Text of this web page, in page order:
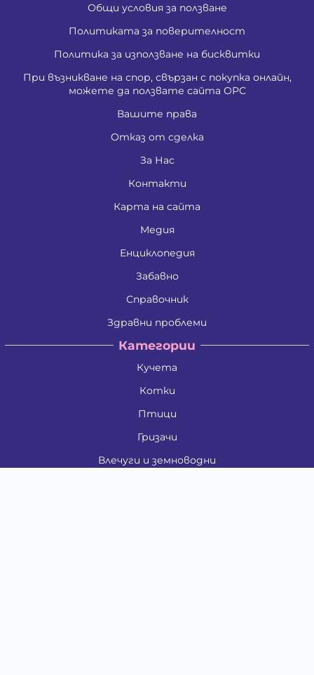
Общи условия за ползване
Политиката за поверителност
Политика за използване на бисквитки
При възникване на спор, свързан с покупка онлайн,
можете да ползвате сайта ОРС
Вашите права
Отказ от сделка
За Нас
Контакти
Карта на сайта
Медия
Енциклопедия
Забавно
Справочник
Здравни проблеми
Категории
Кучета
Котки
Птици
Гризачи
Влечуги и земноводни